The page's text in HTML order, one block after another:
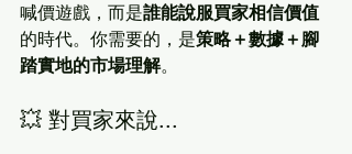
喊價遊戲，而是誰能說服買家相信價值
的時代。你需要的，是策略＋數據＋腳
踏實地的市場理解。
💥 對買家來說...